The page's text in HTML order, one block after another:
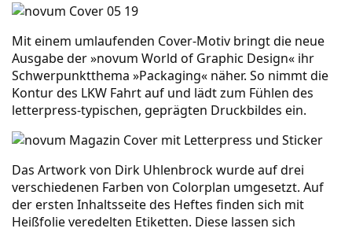
Mit einem umlaufenden Cover-Motiv bringt die neue
Ausgabe der »novum World of Graphic Design« ihr
Schwerpunktthema »Packaging« näher. So nimmt die
Kontur des LKW Fahrt auf und lädt zum Fühlen des
letterpress-typischen, geprägten Druckbildes ein.
Das Artwork von Dirk Uhlenbrock wurde auf drei
verschiedenen Farben von Colorplan umgesetzt. Auf
der ersten Inhaltsseite des Heftes finden sich mit
Heißfolie veredelten Etiketten. Diese lassen sich